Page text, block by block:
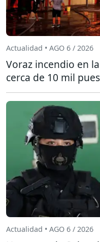
Actualidad • AGO 6 / 2026
Voraz incendio en
cerca de 10 mil
Actualidad • AGO 6 / 2026